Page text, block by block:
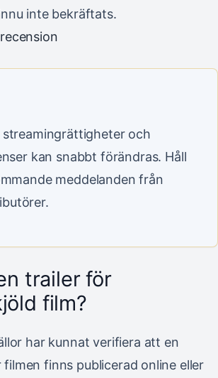
inte bekräftats.
och
kan snabbt förändras. Håll
meddelanden från
trailer för
film?
har kunnat verifiera att en
finns publicerad online eller